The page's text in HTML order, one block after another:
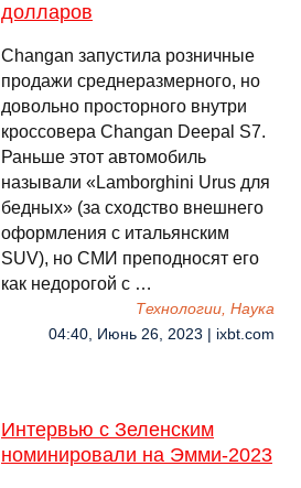
долларов
Changan запустила розничные
продажи среднеразмерного, но
довольно просторного внутри
кроссовера Changan Deepal S7.
Раньше этот автомобиль
называли «Lamborghini Urus для
бедных» (за сходство внешнего
оформления с итальянским
SUV), но СМИ преподносят его
как недорогой с …
Технологии, Наука
04:40, Июнь 26, 2023 | ixbt.com
Интервью с Зеленским
номинировали на Эмми-2023